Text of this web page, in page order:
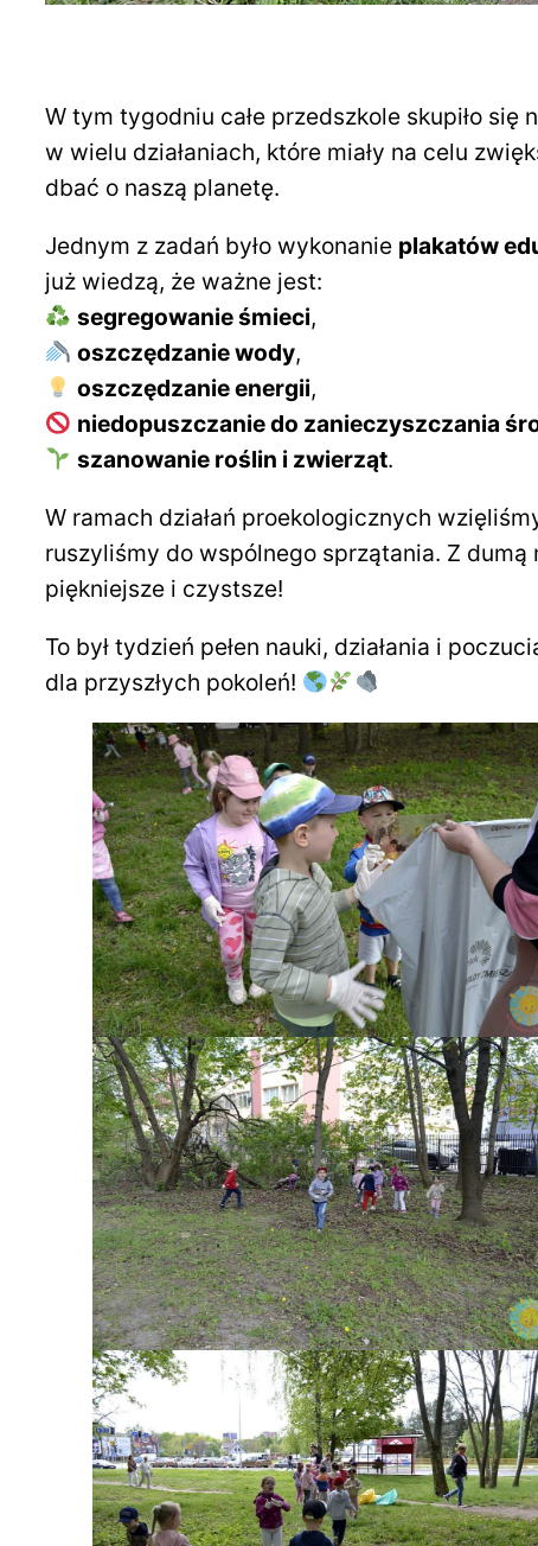
W tym tygodniu całe przedszkole skupiło się
w wielu działaniach, które miały na celu
dbać o naszą planetę.
Jednym z zadań było wykonanie plakatów
już wiedzą, że ważne jest:
segregowanie śmieci,
oszczędzanie wody,
oszczędzanie energii,
niedopuszczanie do zanieczyszczania
szanowanie roślin i zwierząt.
W ramach działań proekologicznych
ruszyliśmy do wspólnego sprzątania. Z
piękniejsze i czystsze!
To był tydzień pełen nauki, działania i
dla przyszłych pokoleń!